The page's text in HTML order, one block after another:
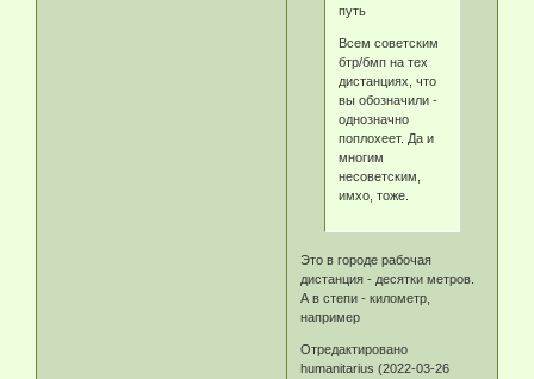
путь
Всем советским
бтр/бмп на тех
дистанциях, что
вы обозначили -
однозначно
поплохеет. Да и
многим
несоветским,
имхо, тоже.
Это в городе рабочая
дистанция - десятки метров.
А в степи - километр,
например
Отредактировано
humanitarius (2022-03-26